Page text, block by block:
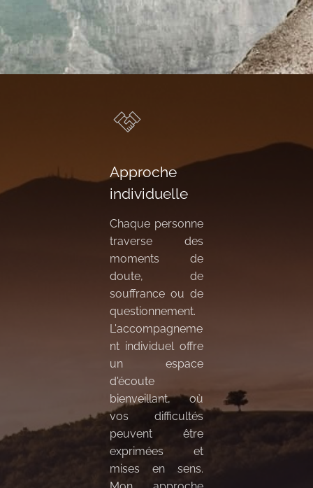
Approche
individuelle
Chaque personne
traverse des
moments de
doute, de
souffrance ou de
questionnement.
L'accompagneme
nt individuel offre
un espace
d'écoute
bienveillant, où
vos difficultés
peuvent être
exprimées et
mises en sens.